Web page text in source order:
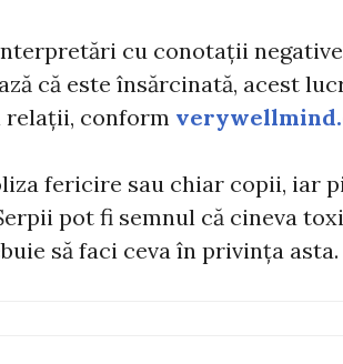
cu conotații
că este însărcinată, acest
relații, conform
fericire sau chiar copii, iar
pot fi semnul că cineva
să faci ceva în privința asta.